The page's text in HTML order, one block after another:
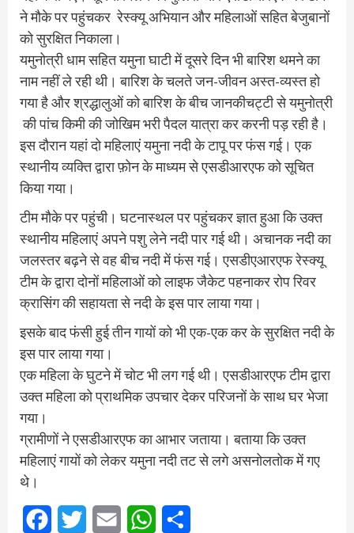
ने मौके पर पहुंचकर रेस्क्यू अभियान और महिलाओं सहित बेजुबानों
को सुरक्षित निकाला।
यमुनोत्री धाम सहित यमुना घाटी में दूसरे दिन भी बारिश थमने का
नाम नहीं ले रही थी। बारिश के चलते जन-जीवन अस्त-व्यस्त हो
गया है और श्रद्धालुओं को बारिश के बीच जानकीचट्टी से यमुनोत्री
की पांच किमी की जोखिम भरी पैदल यात्रा कर करनी पड़ रही है।
इस दौरान यहां दो महिलाएं यमुना नदी के टापू पर फंस गई। एक
स्थानीय व्यक्ति द्वारा फ़ोन के माध्यम से एसडीआरएफ को सूचित
किया गया।
टीम मौके पर पहुंची। घटनास्थल पर पहुंचकर ज्ञात हुआ कि उक्त
स्थानीय महिलाएं अपने पशु लेने नदी पार गई थी। अचानक नदी का
जलस्तर बढ़ने से वह बीच नदी में फंस गई। एसडीएआरएफ रेस्क्यू
टीम के द्वारा दोनों महिलाओं को लाइफ जैकेट पहनाकर रोप रिवर
क्रासिंग की सहायता से नदी के इस पार लाया गया।
इसके बाद फंसी हुई तीन गायों को भी एक-एक कर के सुरक्षित नदी के
इस पार लाया गया।
एक महिला के घुटने में चोट भी लग गई थी। एसडीआरएफ टीम द्वारा
उक्त महिला को प्राथमिक उपचार देकर परिजनों के साथ घर भेजा
गया।
ग्रामीणों ने एसडीआरएफ का आभार जताया। बताया कि उक्त
महिलाएं गायों को लेकर यमुना नदी तट से लगे असनोलतोक में गए
थे।
FacebookTwitter Email WhatsApp